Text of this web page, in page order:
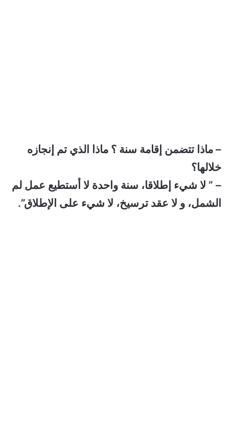
– ماذا تتضمن إقامة سنة ؟ ماذا الذي تم إنجازه
خلالها؟
– ” لا شيء إطلاقا، سنة واحدة لا أستطيع عمل لم
الشمل، و لا عقد ترسيخ، لا شيء على الإطلاق”.